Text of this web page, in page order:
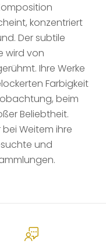
konzentriert
Der subtile
wird von
Ihre Werke
Farbigkeit
beim
Beliebtheit.
Weitem ihre
und